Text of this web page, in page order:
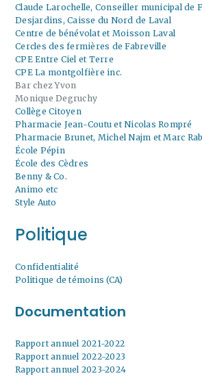
Claude Larochelle, Conseiller municipal de
Desjardins, Caisse du Nord de Laval
Centre de bénévolat et Moisson Laval
Cercles des fermières de Fabreville
CPE Entre Ciel et Terre
CPE La montgolfière inc.
Bar chez Yvon
Monique Degruchy
Collège Citoyen
Pharmacie Jean-Coutu et Nicolas Rompré
Pharmacie Brunet, Michel Najm et Marc
École Pépin
École des Cèdres
Benny & Co.
Animo etc
Style Auto
Politique
Confidentialité
Politique de témoins (CA)
Documentation
Rapport annuel 2021-2022
Rapport annuel 2022-2023
Rapport annuel 2023-2024